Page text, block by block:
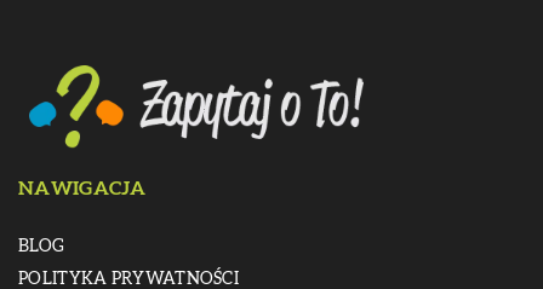
NAWIGACJA
BLOG
POLITYKA PRYWATNOŚCI